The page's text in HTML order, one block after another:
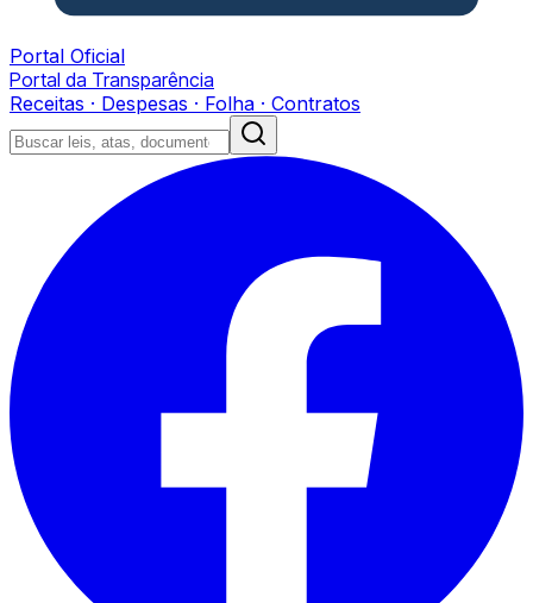
Portal Oficial
Portal da Transparência
Receitas · Despesas · Folha · Contratos